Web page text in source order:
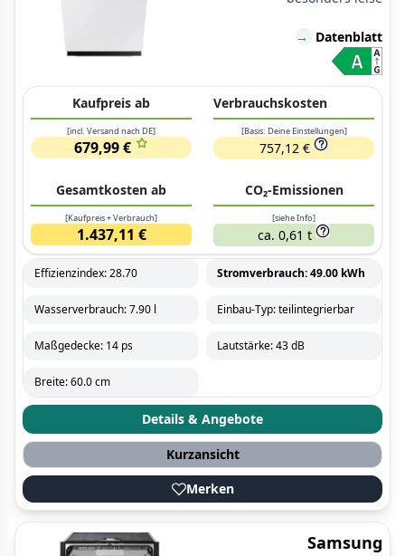
→ Datenblatt
Kaufpreis ab
[incl. Versand nach DE]
679,99 €
Verbrauchskosten
[Basis: Deine Einstellungen]
757,12 €
Gesamtkosten ab
[Kaufpreis + Verbrauch]
1.437,11 €
CO₂-Emissionen
[siehe Info]
ca. 0,61 t
Effizienzindex: 28.70 Stromverbrauch: 49.00 kWh
Wasserverbrauch: 7.90 l Einbau-Typ: teilintegrierbar
Maßgedecke: 14 ps Lautstärke: 43 dB
Breite: 60.0 cm
Details & Angebote
Kurzansicht
Merken
Samsung